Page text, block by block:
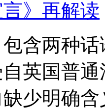
》再解读
包含两种
英国普
少明确